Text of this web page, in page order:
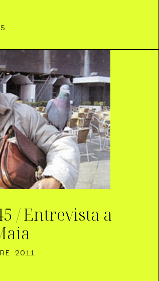
/ Entrevista a
2011